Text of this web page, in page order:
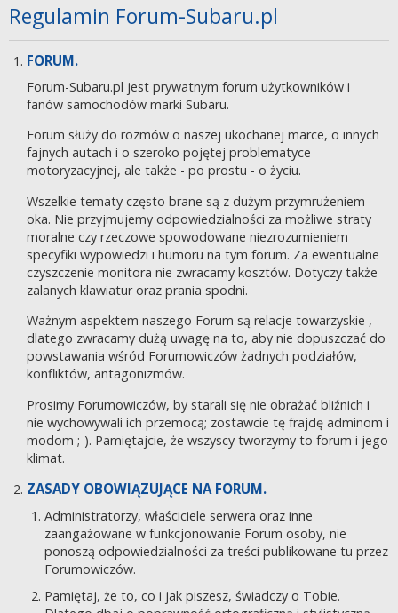
Regulamin Forum-Subaru.pl
FORUM.
Forum-Subaru.pl jest prywatnym forum użytkowników i
fanów samochodów marki Subaru.
Forum służy do rozmów o naszej ukochanej marce, o innych
fajnych autach i o szeroko pojętej problematyce
motoryzacyjnej, ale także - po prostu - o życiu.
Wszelkie tematy często brane są z dużym przymrużeniem
oka. Nie przyjmujemy odpowiedzialności za możliwe straty
moralne czy rzeczowe spowodowane niezrozumieniem
specyfiki wypowiedzi i humoru na tym forum. Za ewentualne
czyszczenie monitora nie zwracamy kosztów. Dotyczy także
zalanych klawiatur oraz prania spodni.
Ważnym aspektem naszego Forum są relacje towarzyskie ,
dlatego zwracamy dużą uwagę na to, aby nie dopuszczać do
powstawania wśród Forumowiczów żadnych podziałów,
konfliktów, antagonizmów.
Prosimy Forumowiczów, by starali się nie obrażać bliźnich i
nie wychowywali ich przemocą; zostawcie tę frajdę adminom i
modom ;-). Pamiętajcie, że wszyscy tworzymy to forum i jego
klimat.
ZASADY OBOWIĄZUJĄCE NA FORUM.
Administratorzy, właściciele serwera oraz inne
zaangażowane w funkcjonowanie Forum osoby, nie
ponoszą odpowiedzialności za treści publikowane tu przez
Forumowiczów.
Pamiętaj, że to, co i jak piszesz, świadczy o Tobie.